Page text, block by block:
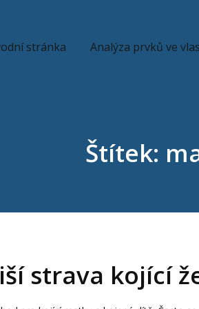
stránka Analýza prvků ve
Štítek:
strava kojící